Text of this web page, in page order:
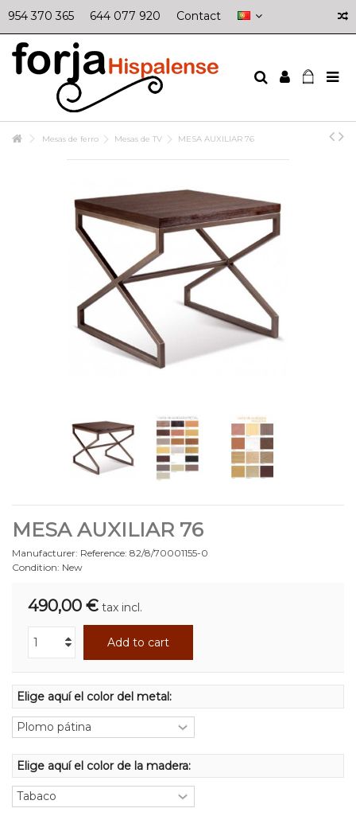
954 370 365 644 077 920 Contact
Mesas de ferro Mesas de TV MESA AUXILIAR 76
MESA AUXILIAR 76
Manufacturer: Reference: 82/8/70001155-0
Condition: New
490,00 € tax incl.
Add to cart
Elige aquí el color del metal:
Elige aquí el color de la madera: